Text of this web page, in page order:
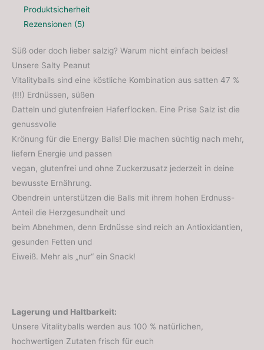
Produktsicherheit
Rezensionen (5)
Süß oder doch lieber salzig? Warum nicht einfach beides!
Unsere Salty Peanut
Vitalityballs sind eine köstliche Kombination aus satten 47 %
(!!!) Erdnüssen, süßen
Datteln und glutenfreien Haferflocken. Eine Prise Salz ist die
genussvolle
Krönung für die Energy Balls! Die machen süchtig nach mehr,
liefern Energie und passen
vegan, glutenfrei und ohne Zuckerzusatz jederzeit in deine
bewusste Ernährung.
Obendrein unterstützen die Balls mit ihrem hohen Erdnuss-
Anteil die Herzgesundheit und
beim Abnehmen, denn Erdnüsse sind reich an Antioxidantien,
gesunden Fetten und
Eiweiß. Mehr als „nur“ ein Snack!
Lagerung und Haltbarkeit:
Unsere Vitalityballs werden aus 100 % natürlichen,
hochwertigen Zutaten frisch für euch